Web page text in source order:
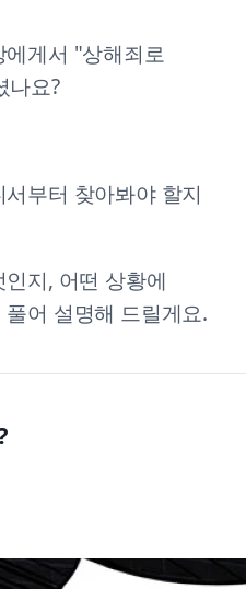
게서 "상해죄로
나요?
부터 찾아봐야 할지
지, 어떤 상황에
어 설명해 드릴게요.